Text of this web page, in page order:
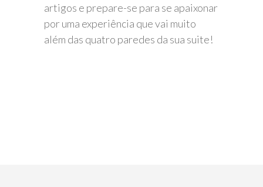
artigos e prepare-se para se apaixonar
por uma experiência que vai muito
além das quatro paredes da sua suite!